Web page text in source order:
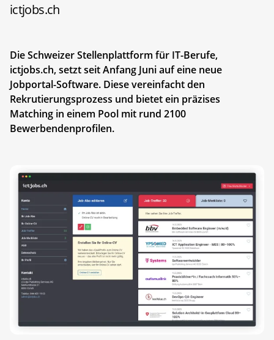
ictjobs.ch
Die Schweizer Stellenplattform für IT-Berufe,
ictjobs.ch, setzt seit Anfang Juni auf eine neue
Jobportal-Software. Diese vereinfacht den
Rekrutierungsprozess und bietet ein präzises
Matching in einem Pool mit rund 2100
Bewerbendenprofilen.